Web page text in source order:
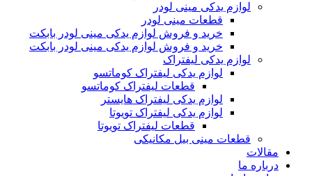
لوازم یدکی مینی لودر
قطعات مینی لودر
خرید و فروش لوازم یدکی مینی لودر بابکت
خرید و فروش لوازم یدکی مینی لودر بابکت
لوازم یدکی لیفتراک
لوازم یدکی لیفتراک کوماتسو
قطعات لیفتراک کوماتسو
لوازم یدکی لیفتراک هایستر
لوازم یدکی لیفتراک تویوتا
قطعات لیفتراک تویوتا
قطعات مینی بیل مکانیکی
ما